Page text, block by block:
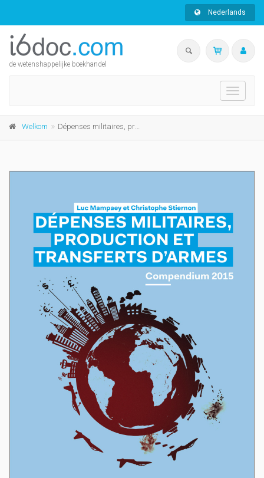
Nederlands
de wetenshappelijke boekhandel
Toggle
Welkom Dépenses militaires, production et transferts d'armes